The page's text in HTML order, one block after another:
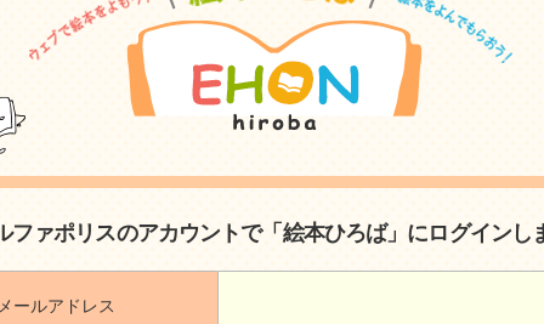
ファポリスのアカウントで「絵本ひろば」にログインし
ールアドレス